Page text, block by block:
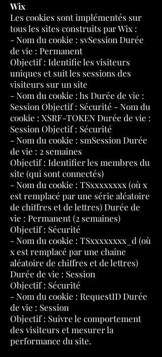
Wix
Les cookies sont implémentés sur
tous les sites construits par Wix :
- Nom du cookie : svSession Durée
de vie : Permanent
Objectif : Identifie les visiteurs
uniques et suit les sessions des
visiteurs sur un site
- Nom du cookie : hs Durée de vie :
Session Objectif : Sécurité - Nom du
cookie : XSRF-TOKEN Durée de vie :
Session Objectif : Sécurité
- Nom du cookie : smSession Durée
de vie : 2 semaines
Objectif : Identifier les membres du
site (qui sont connectés)
- Nom du cookie : TSxxxxxxxx (où x
est remplacé par une série aléatoire
de chiffres et de lettres) Durée de
vie : Permanent (2 semaines)
Objectif : Sécurité
- Nom du cookie : TSxxxxxxxx_d (où
x est remplacé par une chaîne
aléatoire de chiffres et de lettres)
Durée de vie : Session
Objectif : Sécurité
- Nom du cookie : RequestID Durée
de vie : Session
Objectif : Suivre le comportement
des visiteurs et mesurer la
performance du site.